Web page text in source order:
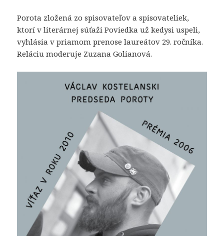
Porota zložená zo spisovateľov a spisovateliek,
ktorí v literárnej súťaži Poviedka už kedysi uspeli,
vyhlásia v priamom prenose laureátov 29. ročníka.
Reláciu moderuje Zuzana Golianová.